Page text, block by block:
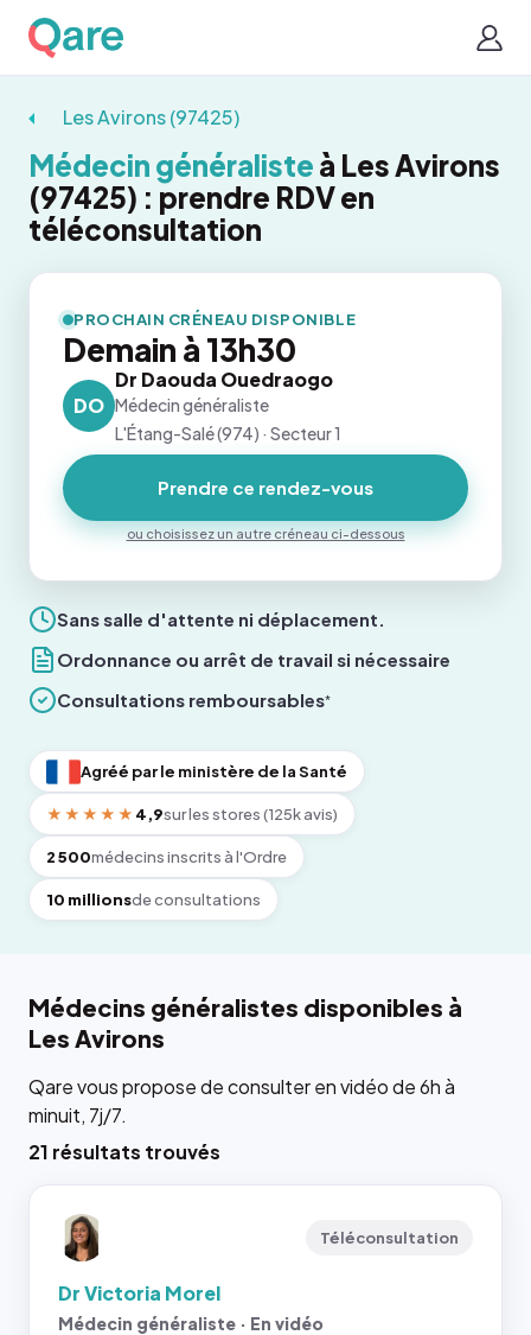
Les Avirons (97425)
Médecin généraliste à Les Avirons
(97425) : prendre RDV en
téléconsultation
Sans salle d'attente ni déplacement.
Ordonnance ou arrêt de travail si nécessaire
Consultations remboursables*
Agréé par le ministère de la Santé
★★★★★ 4,9sur les stores (125k avis)
2 500médecins inscrits à l'Ordre
10 millionsde consultations
PROCHAIN CRÉNEAU DISPONIBLE
Demain à 13h30
DO
Dr Daouda Ouedraogo
Médecin généraliste
L'Étang-Salé (974) · Secteur 1
Prendre ce rendez-vous
ou choisissez un autre créneau ci-dessous
Médecins généralistes disponibles à
Les Avirons
Qare vous propose de consulter en vidéo de 6h à
minuit, 7j/7.
21 résultats trouvés
Téléconsultation
Dr Victoria Morel
Médecin généraliste · En vidéo